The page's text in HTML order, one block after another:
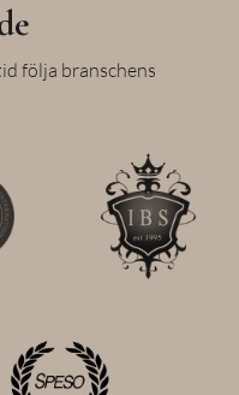
följa branschens